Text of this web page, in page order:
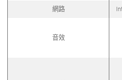
網路
音效